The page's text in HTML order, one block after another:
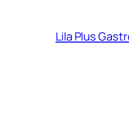
Lila Plus